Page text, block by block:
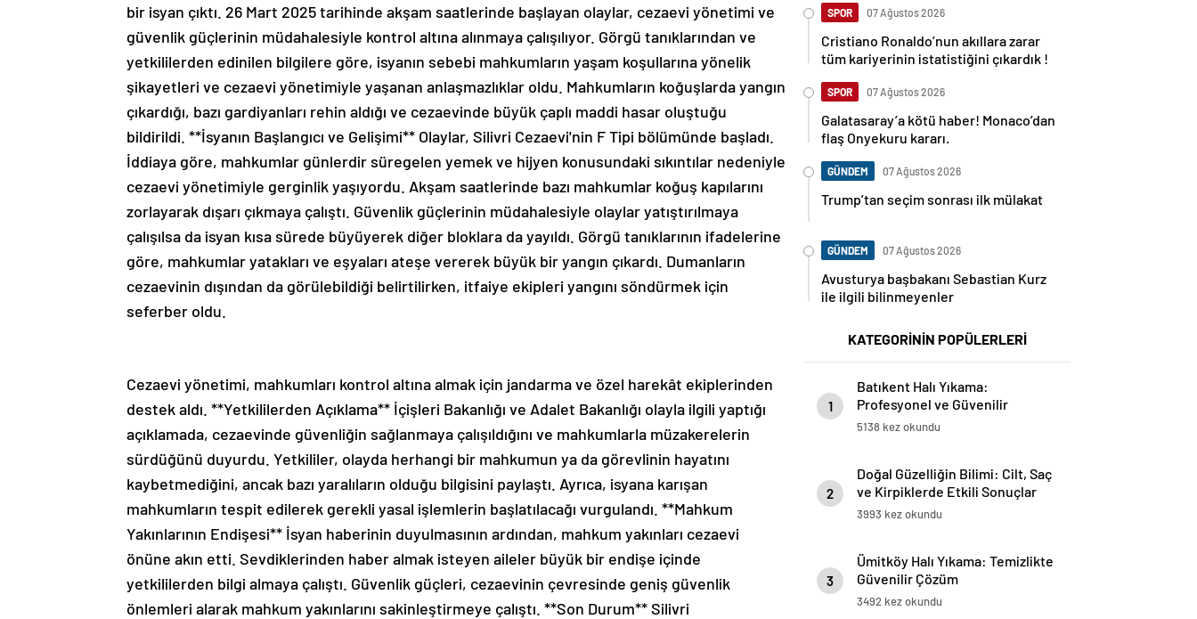
bir isyan çıktı. 26 Mart 2025 tarihinde akşam saatlerinde başlayan olaylar, cezaevi yönetimi ve
güvenlik güçlerinin müdahalesiyle kontrol altına alınmaya çalışılıyor. Görgü tanıklarından ve
yetkililerden edinilen bilgilere göre, isyanın sebebi mahkumların yaşam koşullarına yönelik
şikayetleri ve cezaevi yönetimiyle yaşanan anlaşmazlıklar oldu. Mahkumların koğuşlarda yangın
çıkardığı, bazı gardiyanları rehin aldığı ve cezaevinde büyük çaplı maddi hasar oluştuğu
bildirildi. **İsyanın Başlangıcı ve Gelişimi** Olaylar, Silivri Cezaevi'nin F Tipi bölümünde başladı.
İddiaya göre, mahkumlar günlerdir süregelen yemek ve hijyen konusundaki sıkıntılar nedeniyle
cezaevi yönetimiyle gerginlik yaşıyordu. Akşam saatlerinde bazı mahkumlar koğuş kapılarını
zorlayarak dışarı çıkmaya çalıştı. Güvenlik güçlerinin müdahalesiyle olaylar yatıştırılmaya
çalışılsa da isyan kısa sürede büyüyerek diğer bloklara da yayıldı. Görgü tanıklarının ifadelerine
göre, mahkumlar yatakları ve eşyaları ateşe vererek büyük bir yangın çıkardı. Dumanların
cezaevinin dışından da görülebildiği belirtilirken, itfaiye ekipleri yangını söndürmek için
seferber oldu.
Cezaevi yönetimi, mahkumları kontrol altına almak için jandarma ve özel harekât ekiplerinden
destek aldı. **Yetkililerden Açıklama** İçişleri Bakanlığı ve Adalet Bakanlığı olayla ilgili yaptığı
açıklamada, cezaevinde güvenliğin sağlanmaya çalışıldığını ve mahkumlarla müzakerelerin
sürdüğünü duyurdu. Yetkililer, olayda herhangi bir mahkumun ya da görevlinin hayatını
kaybetmediğini, ancak bazı yaralıların olduğu bilgisini paylaştı. Ayrıca, isyana karışan
mahkumların tespit edilerek gerekli yasal işlemlerin başlatılacağı vurgulandı. **Mahkum
Yakınlarının Endişesi** İsyan haberinin duyulmasının ardından, mahkum yakınları cezaevi
önüne akın etti. Sevdiklerinden haber almak isteyen aileler büyük bir endişe içinde
yetkililerden bilgi almaya çalıştı. Güvenlik güçleri, cezaevinin çevresinde geniş güvenlik
önlemleri alarak mahkum yakınlarını sakinleştirmeye çalıştı. **Son Durum** Silivri
SPOR 07 Ağustos 2026
Cristiano Ronaldo’nun akıllara zarar
tüm kariyerinin istatistiğini çıkardık !
SPOR 07 Ağustos 2026
Galatasaray’a kötü haber! Monaco’dan
flaş Onyekuru kararı.
GÜNDEM 07 Ağustos 2026
Trump’tan seçim sonrası ilk mülakat
GÜNDEM 07 Ağustos 2026
Avusturya başbakanı Sebastian Kurz
ile ilgili bilinmeyenler
KATEGORİNİN POPÜLERLERİ
1
Batıkent Halı Yıkama:
Profesyonel ve Güvenilir
Hizmetler
5138 kez okundu
2
Doğal Güzelliğin Bilimi: Cilt, Saç
ve Kirpiklerde Etkili Sonuçlar
3993 kez okundu
3
Ümitköy Halı Yıkama: Temizlikte
Güvenilir Çözüm
3492 kez okundu